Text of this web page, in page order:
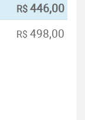
R$446,00
R$ 498,00